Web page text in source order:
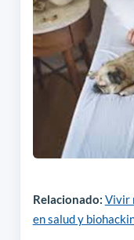
Relacionado: Vivir
en salud y